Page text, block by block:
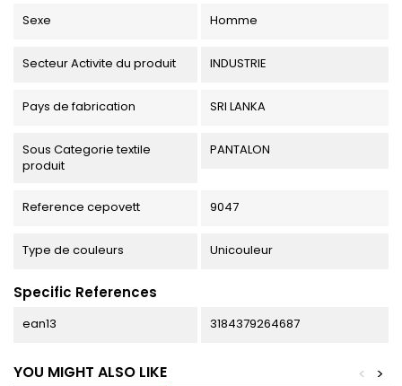
Sexe Homme
Secteur Activite du produit INDUSTRIE
Pays de fabrication SRI LANKA
Sous Categorie textile
produit
PANTALON
Reference cepovett 9047
Type de couleurs Unicouleur
Specific References
ean13 3184379264687
YOU MIGHT ALSO LIKE >
<